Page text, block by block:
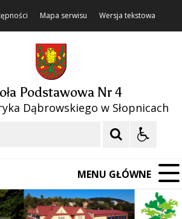
Mapa serwisu Wersja tekstowa
Podstawowa Nr 4
Dąbrowskiego w Słopnicach
MENU GŁÓWNE